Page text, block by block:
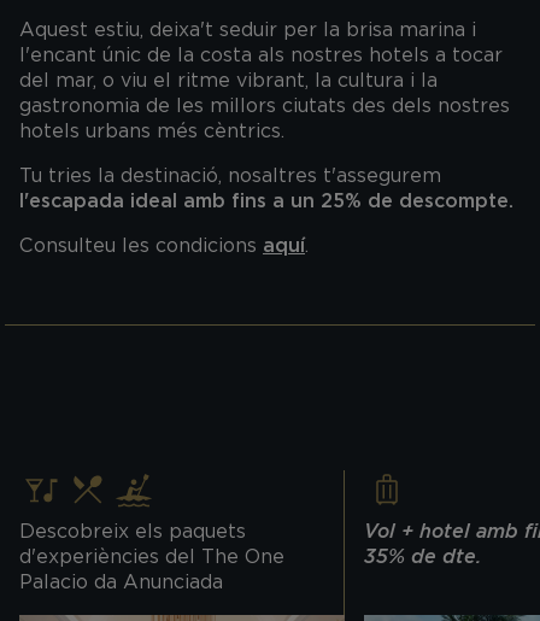
Aquest estiu, deixa't seduir per la brisa marina i
l'encant únic de la costa als nostres hotels a tocar
del mar, o viu el ritme vibrant, la cultura i la
gastronomia de les millors ciutats des dels nostres
hotels urbans més cèntrics.
Tu tries la destinació, nosaltres t'assegurem
l'escapada ideal amb fins a un 25% de descompte.
Consulteu les condicions aquí.
Descobreix els paquets
d'experiències del The One
Palacio da Anunciada
Vol + hotel amb
35% de dte.